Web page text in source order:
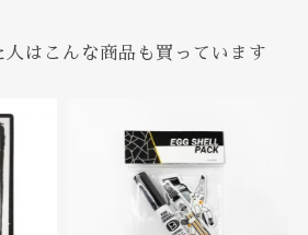
人はこんな商品も買っています